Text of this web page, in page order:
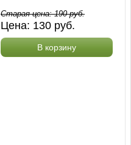
Старая цена:190руб.
Цена: 130 руб.
В корзину